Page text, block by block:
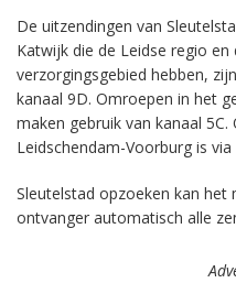
De uitzendingen van
Katwijk die de Leidse regio
verzorgingsgebied hebben,
kanaal 9D. Omroepen in het
maken gebruik van kanaal
Leidschendam-Voorburg is
Sleutelstad opzoeken kan
ontvanger automatisch alle